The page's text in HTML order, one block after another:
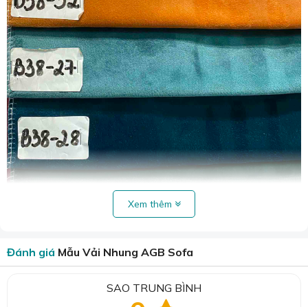
Xem thêm
Đánh giá Mẫu Vải Nhung AGB Sofa
SAO TRUNG BÌNH